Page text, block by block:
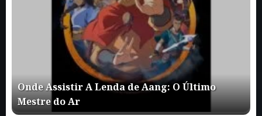
Onde Assistir A Lenda de Aang: O Último
Mestre do Ar